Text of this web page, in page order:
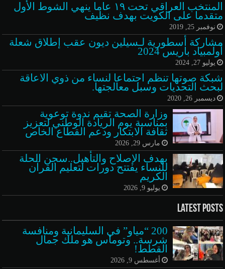
المنتخب العراقي تحت ١٩ عاما ينهي الشوط الأول
متقدما على الكويت بهدف نظيف
نوفمبر 25, 2019
مشاركة أسطورية لـسيلين ديون عقب إطلاق شعلة
أولمبياد باريس 2024
يوليو 27, 2024
شبكة صوتها تنظم اجتماعا لنساء من ذوي الاعاقة
لبحث التحديات وسبل معالجتها.
ديسمبر 26, 2020
وزارة الصحة تقيم ندوة توعوية
بمناسبة يوم الريادة الوطني لتعزيز
ثقافة الابتكار ودعم القطاع الخاص
مارس 29, 2026
بهدف الإصلاح والتأهيل..سجن الحلة
للنساء يفتتح دورات لتعليم القرآن
الكريم
يوليو 9, 2026
Latest Posts
200 “مياو” في السليمانية ومنافسة
شرسة.. وتوماس هو ملك جمال
القطط!
أغسطس 9, 2026